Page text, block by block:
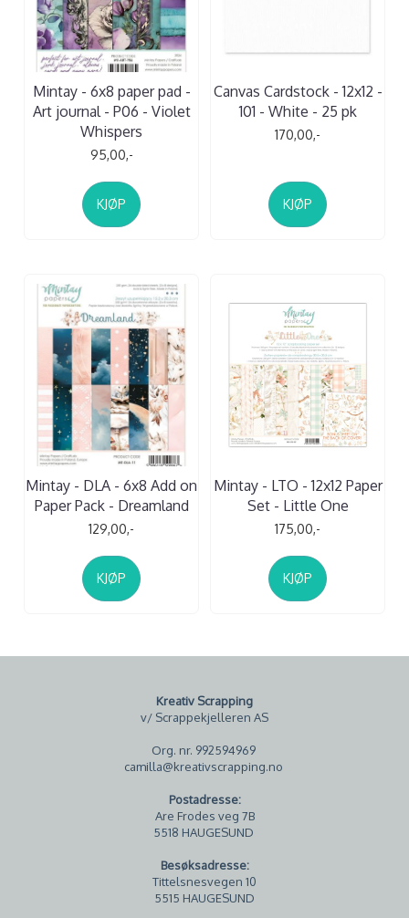
Mintay - 6x8 paper pad -
Art journal - P06 - Violet
Whispers
95,00,-
KJØP
Canvas Cardstock - 12x12 -
101 - White - 25 pk
170,00,-
KJØP
Mintay - DLA - 6x8 Add on
Paper Pack - Dreamland
129,00,-
KJØP
Mintay - LTO - 12x12 Paper
Set - Little One
175,00,-
KJØP
Kreativ Scrapping
v/ Scrappekjelleren AS
Org. nr. 992594969
camilla@kreativscrapping.no
Postadresse:
Are Frodes veg 7B
5518 HAUGESUND
Besøksadresse:
Tittelsnesvegen 10
5515 HAUGESUND